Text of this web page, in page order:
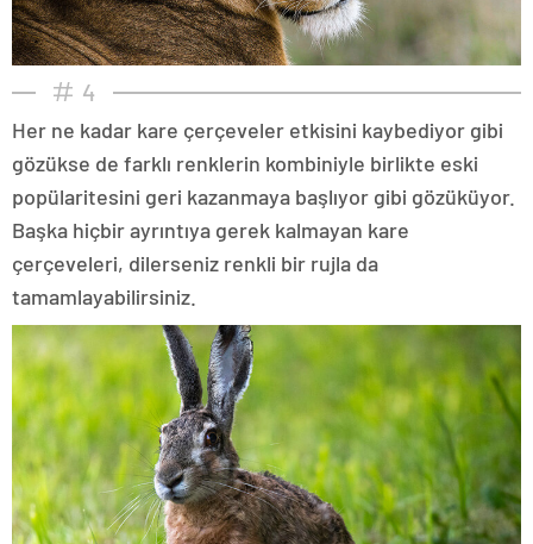
4
Her ne kadar kare çerçeveler etkisini kaybediyor gibi
gözükse de farklı renklerin kombiniyle birlikte eski
popülaritesini geri kazanmaya başlıyor gibi gözüküyor.
Başka hiçbir ayrıntıya gerek kalmayan kare
çerçeveleri, dilerseniz renkli bir rujla da
tamamlayabilirsiniz.